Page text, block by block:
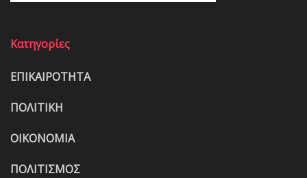
Κατηγορίες
ΕΠΙΚΑΙΡΟΤΗΤΑ
ΠΟΛΙΤΙΚΗ
ΟΙΚΟΝΟΜΙΑ
ΠΟΛΙΤΙΣΜΟΣ